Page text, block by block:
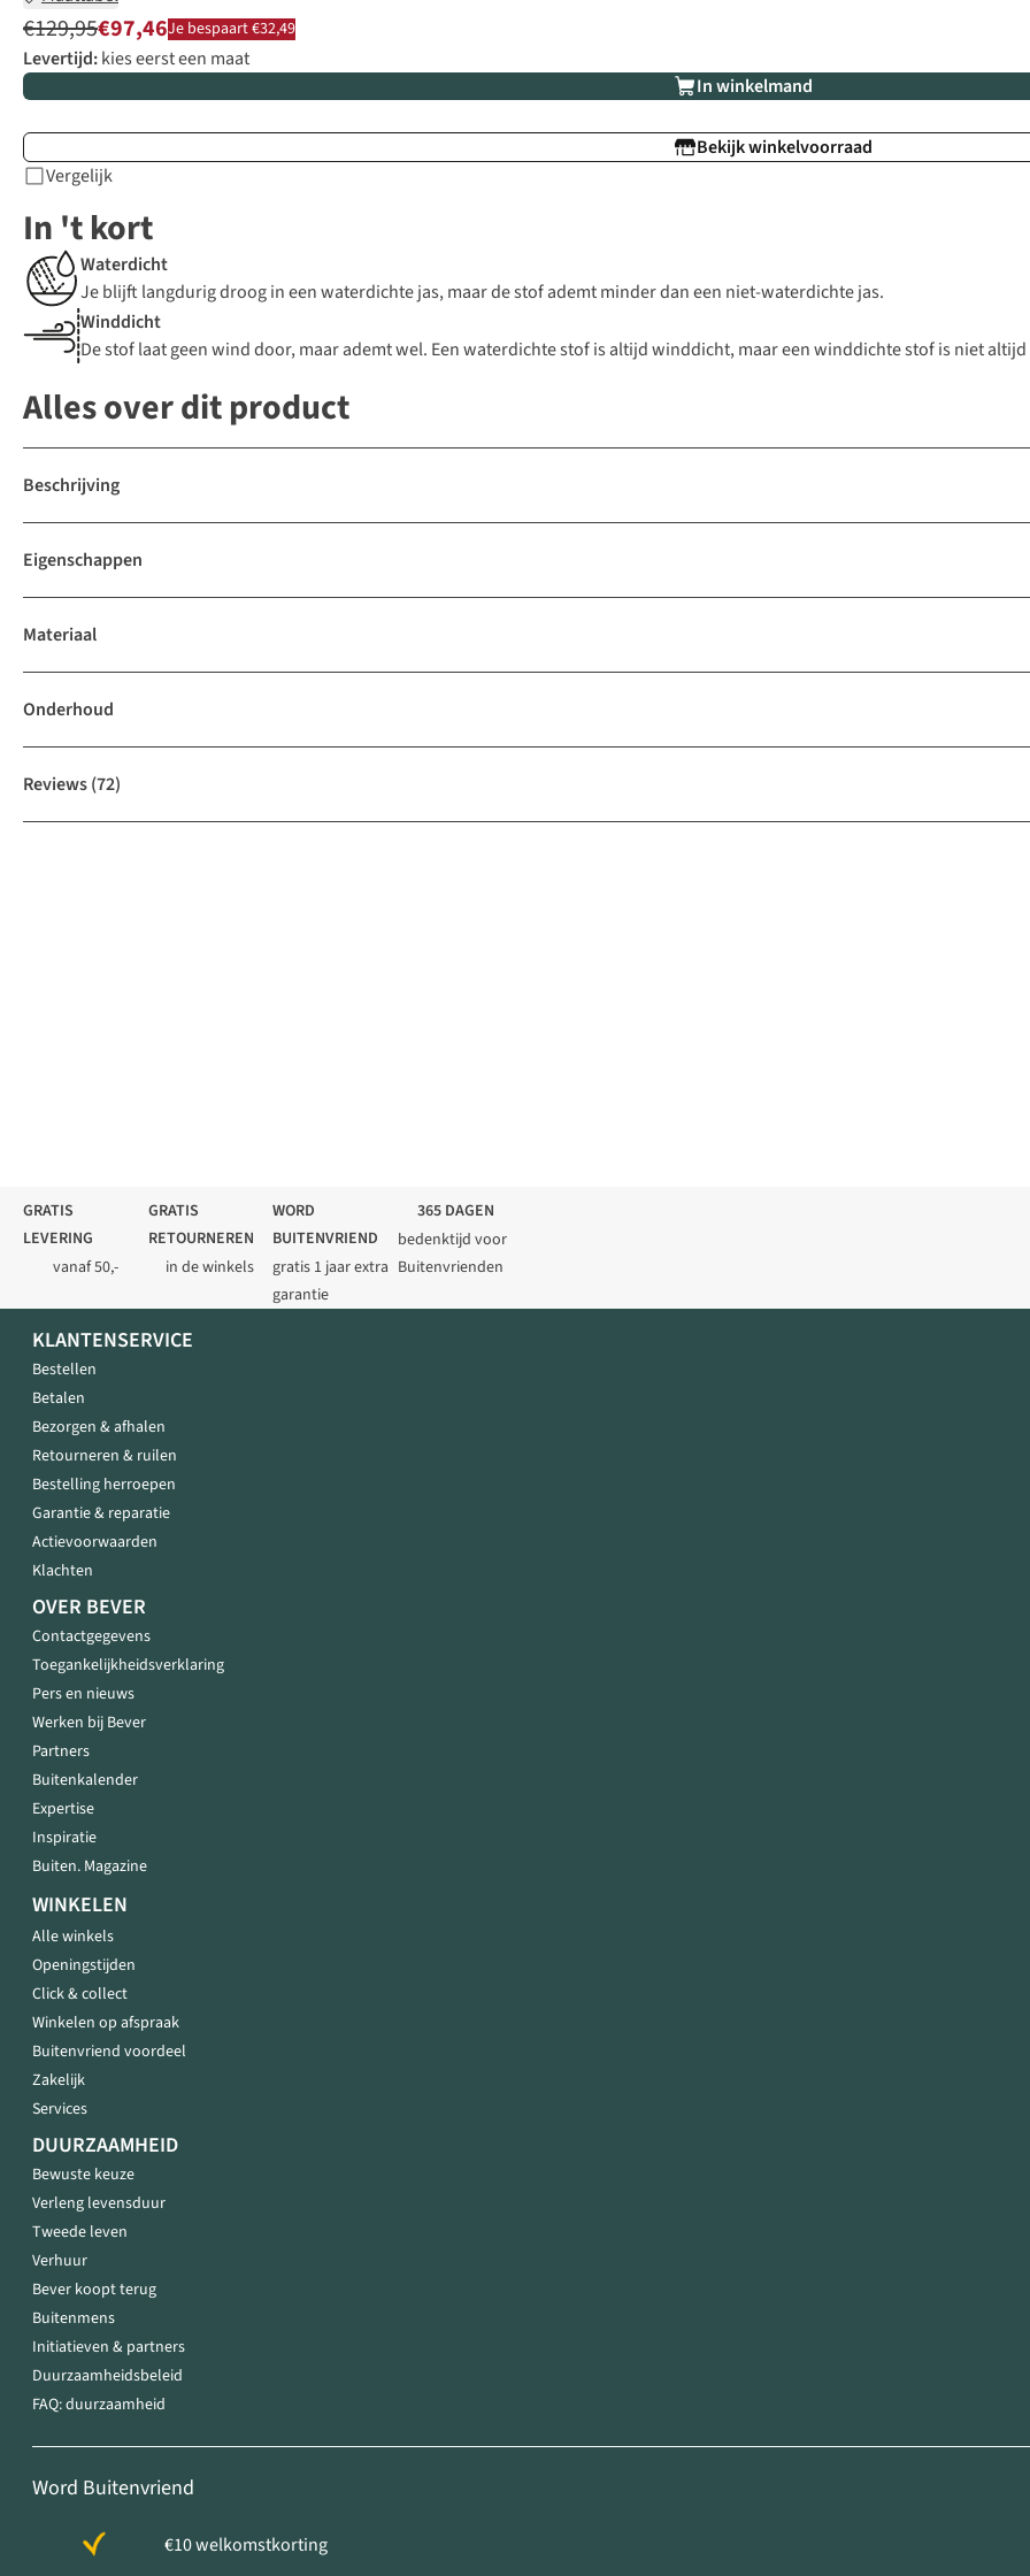
€129,95€97,46Je bespaart €32,49
Levertijd:kies eerst een maat
In winkelmand
Bekijk winkelvoorraad
Vergelijk
In 't kort
Waterdicht
Je blijft langdurig droog in een waterdichte jas, maar de stof ademt minder dan een niet-waterdichte jas.
Winddicht
De stof laat geen wind door, maar ademt wel. Een waterdichte stof is altijd winddicht, maar een winddichte stof is niet
Alles over dit product
Beschrijving
Eigenschappen
Materiaal
Onderhoud
Reviews(72)
GRATIS
LEVERING
vanaf 50,-
GRATIS
RETOURNEREN
in de winkels
WORD
BUITENVRIEND
gratis 1 jaar extra
garantie
365 DAGEN
bedenktijd voor
Buitenvrienden
KLANTENSERVICE
Bestellen
Betalen
Bezorgen & afhalen
Retourneren & ruilen
Bestelling herroepen
Garantie & reparatie
Actievoorwaarden
Klachten
OVER BEVER
Contactgegevens
Toegankelijkheidsverklaring
Pers en nieuws
Werken bij Bever
Partners
Buitenkalender
Expertise
Inspiratie
Buiten. Magazine
WINKELEN
Alle winkels
Openingstijden
Click & collect
Winkelen op afspraak
Buitenvriend voordeel
Zakelijk
Services
DUURZAAMHEID
Bewuste keuze
Verleng levensduur
Tweede leven
Verhuur
Bever koopt terug
Buitenmens
Initiatieven & partners
Duurzaamheidsbeleid
FAQ: duurzaamheid
Word Buitenvriend
€10 welkomstkorting